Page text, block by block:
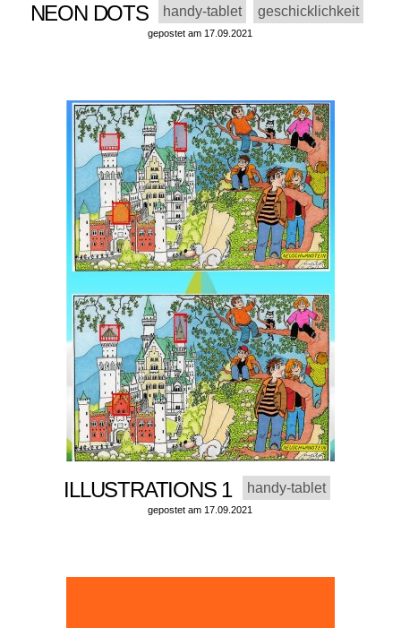
NEON DOTS handy-tablet geschicklichkeit
gepostet am 17.09.2021
ILLUSTRATIONS 1 handy-tablet
gepostet am 17.09.2021